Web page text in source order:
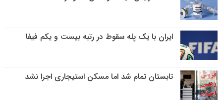
ایران با یک پله سقوط در رتبه بیست و یکم فیفا
تابستان تمام شد اما مسکن استیجاری اجرا نشد